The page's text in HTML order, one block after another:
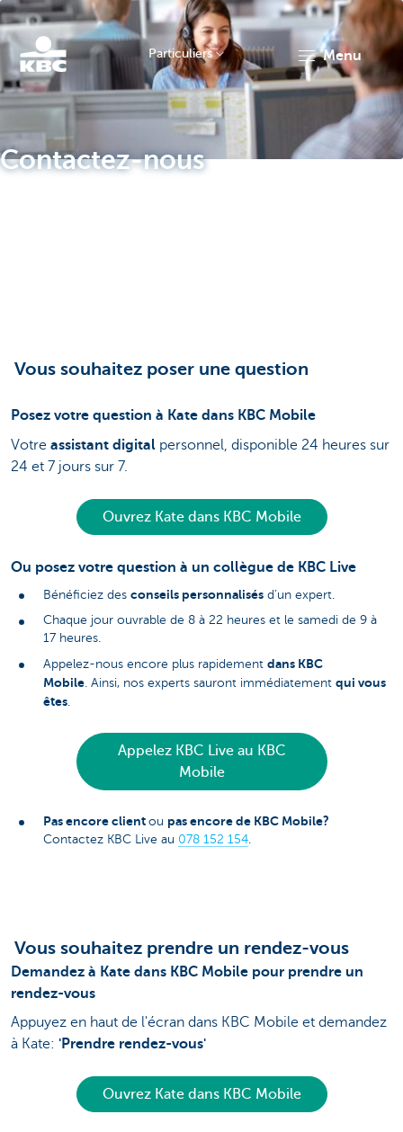
Particuliers menu
Contactez-nous
Vous souhaitez poser une question
Posez votre question à Kate dans KBC Mobile
Votre assistant digital personnel, disponible 24 heures sur
24 et 7 jours sur 7.
Ouvrez Kate dans KBC Mobile
Ou posez votre question à un collègue de KBC Live
Bénéficiez des conseils personnalisés d’un expert.
Chaque jour ouvrable de 8 à 22 heures et le samedi de 9 à
17 heures.
Appelez-nous encore plus rapidement dans KBC
Mobile. Ainsi, nos experts sauront immédiatement qui vous
êtes.
Appelez KBC Live au KBC
Mobile
Pas encore client ou pas encore de KBC Mobile?
Contactez KBC Live au 078 152 154.
Vous souhaitez prendre un rendez-vous
Demandez à Kate dans KBC Mobile pour prendre un
rendez-vous
Appuyez en haut de l'écran dans KBC Mobile et demandez
à Kate: 'Prendre rendez-vous'
Ouvrez Kate dans KBC Mobile